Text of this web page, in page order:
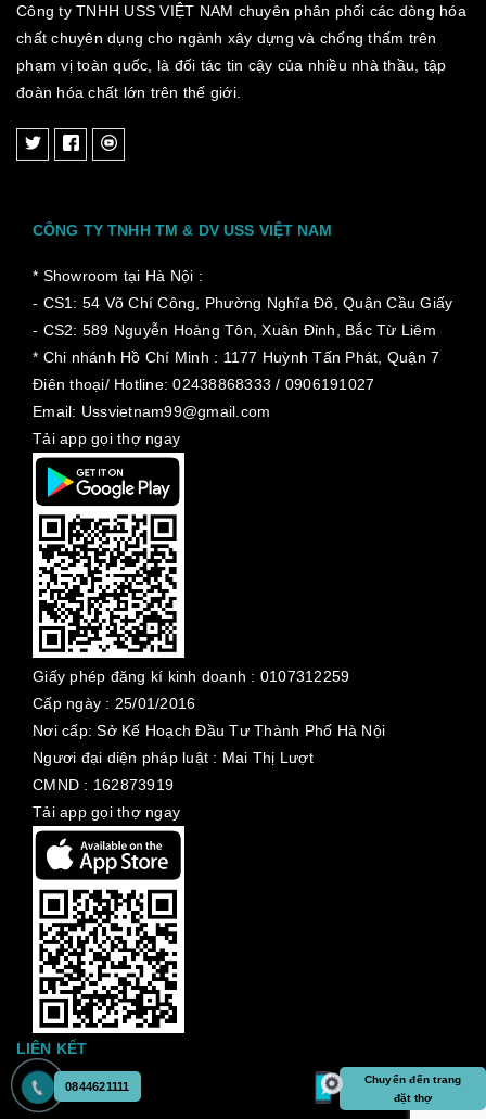
Công ty TNHH USS VIỆT NAM chuyên phân phối các dòng hóa
chất chuyên dụng cho ngành xây dựng và chống thấm trên
phạm vị toàn quốc, là đối tác tin cậy của nhiều nhà thầu, tập
đoàn hóa chất lớn trên thế giới.
CÔNG TY TNHH TM & DV USS VIỆT NAM
* Showroom tại Hà Nội :
- CS1: 54 Võ Chí Công, Phường Nghĩa Đô, Quận Cầu Giấy
- CS2: 589 Nguyễn Hoàng Tôn, Xuân Đỉnh, Bắc Từ Liêm
* Chi nhánh Hồ Chí Minh : 1177 Huỳnh Tấn Phát, Quận 7
Điên thoại/ Hotline: 02438868333 / 0906191027
Email: Ussvietnam99@gmail.com
Tải app gọi thợ ngay
Giấy phép đăng kí kinh doanh : 0107312259
Cấp ngày : 25/01/2016
Nơi cấp: Sở Kế Hoạch Đầu Tư Thành Phố Hà Nội
Ngươi đại diện pháp luật : Mai Thị Lượt
CMND : 162873919
Tải app gọi thợ ngay
LIÊN KẾT
0844621111
Chuyển đến trang
đặt thợ